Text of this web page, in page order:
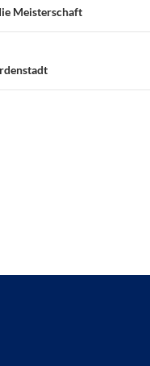
Meisterschaft